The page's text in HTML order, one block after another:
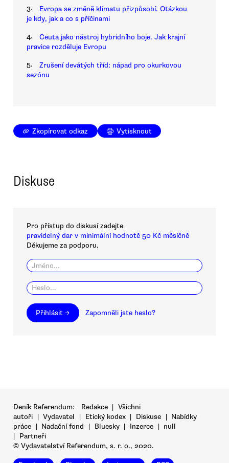
3.
Evropa se změně klimatu přizpůsobí. Otázkou
je kdy, jak a co s příčinami
4.
Ceuta jako nástroj hybridního boje. Jak krajní
pravice rozděluje Evropu
5.
Zrušení devátých tříd: nápad pro okurkovou
sezónu
Zkopírovat odkaz Vytisknout
Diskuse
Pro přístup do diskusí zadejte
pravidelný dar v minimální hodnotě 50 Kč měsíčně
Děkujeme za podporu.
Přihlásit → Zapomněli jste heslo?
Deník Referendum: Redakce | Všichni
autoři | Vydavatel | Etický kodex | Diskuse | Nabídky
práce | Nadační fond | Bluesky | Inzerce | null
|
Partneři
© Vydavatelství Referendum, s. r. o., 2020.